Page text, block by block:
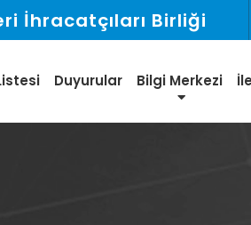
İhracatçıları Birliği
Duyurular Bilgi Merkezi